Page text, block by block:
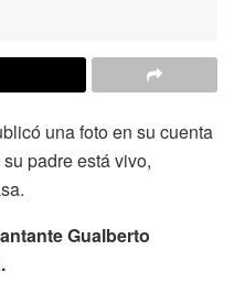
una foto en su cuenta
padre está vivo,
Gualberto